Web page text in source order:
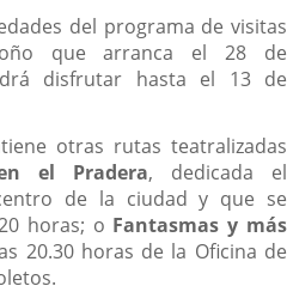
del programa de visitas
que arranca el 28 de
disfrutar hasta el 13 de
otras rutas teatralizadas
el Pradera, dedicada el
de la ciudad y que se
horas; o Fantasmas y más
20.30 horas de la Oficina de